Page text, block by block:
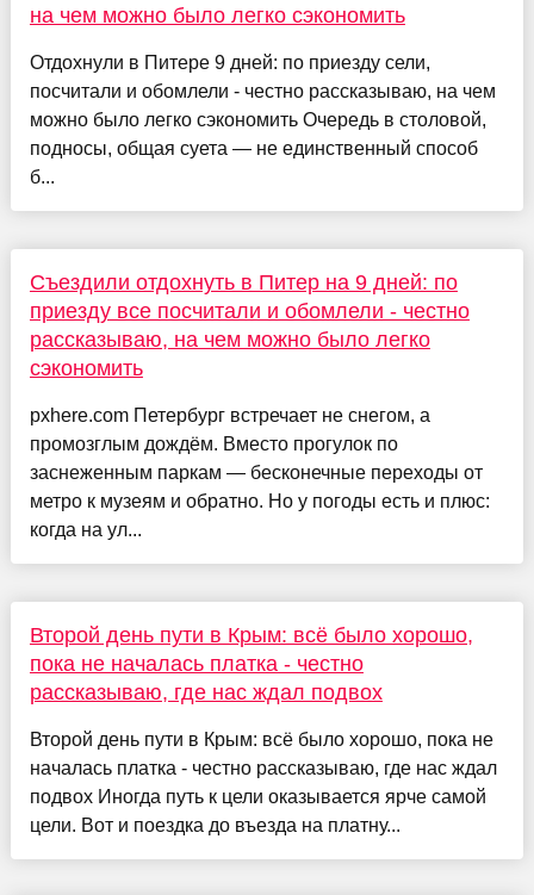
на чем можно было легко сэкономить
Отдохнули в Питере 9 дней: по приезду сели,
посчитали и обомлели - честно рассказываю, на чем
можно было легко сэкономить Очередь в столовой,
подносы, общая суета — не единственный способ
б...
Съездили отдохнуть в Питер на 9 дней: по
приезду все посчитали и обомлели - честно
рассказываю, на чем можно было легко
сэкономить
pxhere.com Петербург встречает не снегом, а
промозглым дождём. Вместо прогулок по
заснеженным паркам — бесконечные переходы от
метро к музеям и обратно. Но у погоды есть и плюс:
когда на ул...
Второй день пути в Крым: всё было хорошо,
пока не началась платка - честно
рассказываю, где нас ждал подвох
Второй день пути в Крым: всё было хорошо, пока не
началась платка - честно рассказываю, где нас ждал
подвох Иногда путь к цели оказывается ярче самой
цели. Вот и поездка до въезда на платну...